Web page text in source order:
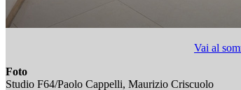
Vai al
Foto
Studio F64/Paolo Cappelli, Maurizio Criscuolo